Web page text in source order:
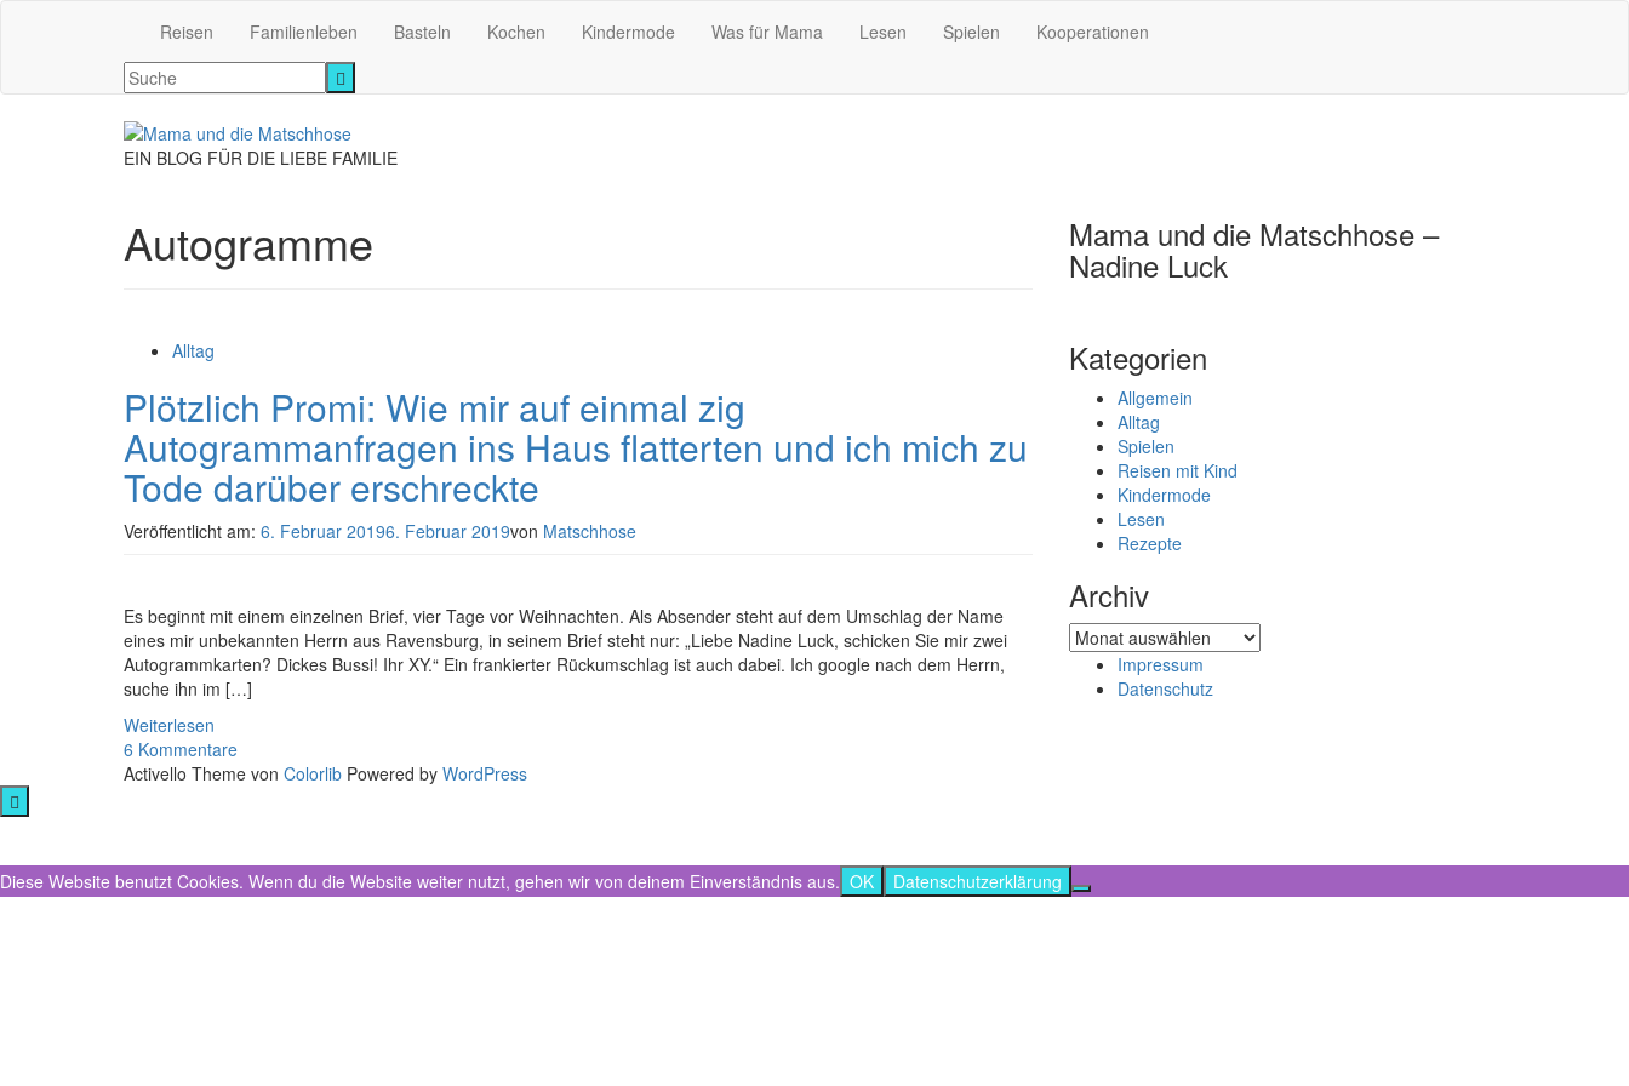
Reisen Familienleben Basteln Kochen Kindermode Was für Mama Lesen Spielen Kooperationen
EIN BLOG FÜR DIE LIEBE FAMILIE
Autogramme
Alltag
Plötzlich Promi: Wie mir auf einmal zig
Autogrammanfragen ins Haus flatterten und ich mich zu
Tode darüber erschreckte
Veröffentlicht am: 6. Februar 20196. Februar 2019von Matschhose
Es beginnt mit einem einzelnen Brief, vier Tage vor Weihnachten. Als Absender steht auf dem Umschlag der Name
eines mir unbekannten Herrn aus Ravensburg, in seinem Brief steht nur: „Liebe Nadine Luck, schicken Sie mir zwei
Autogrammkarten? Dickes Bussi! Ihr XY.“ Ein frankierter Rückumschlag ist auch dabei. Ich google nach dem Herrn,
suche ihn im […]
Weiterlesen
6 Kommentare
Mama und die Matschhose –
Nadine Luck
Kategorien
Allgemein
Alltag
Spielen
Reisen mit Kind
Kindermode
Lesen
Rezepte
Archiv
Archiv
Impressum
Datenschutz
Activello Theme von Colorlib Powered by WordPress
Diese Website benutzt Cookies. Wenn du die Website weiter nutzt, gehen wir von deinem Einverständnis aus. OK Datenschutzerklärung